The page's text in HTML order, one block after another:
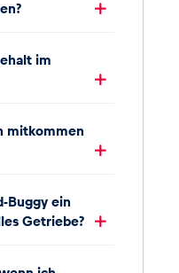
im
mitkommen
Buggy ein
Getriebe?